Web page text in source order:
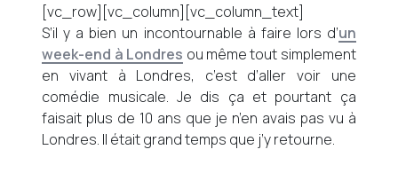
[vc_row][vc_column][vc_column_text]
S’il y a bien un incontournable à faire lors d’un
week-end à Londres ou même tout simplement
en vivant à Londres, c’est d’aller voir une
comédie musicale. Je dis ça et pourtant ça
faisait plus de 10 ans que je n’en avais pas vu à
Londres. Il était grand temps que j’y retourne.